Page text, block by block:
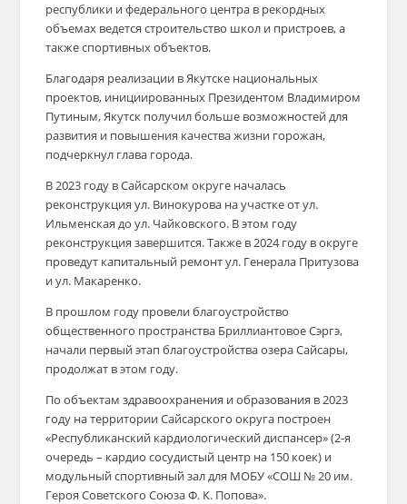
республики и федерального центра в рекордных
объемах ведется строительство школ и пристроев, а
также спортивных объектов.
Благодаря реализации в Якутске национальных
проектов, инициированных Президентом Владимиром
Путиным, Якутск получил больше возможностей для
развития и повышения качества жизни горожан,
подчеркнул глава города.
В 2023 году в Сайсарском округе началась
реконструкция ул. Винокурова на участке от ул.
Ильменская до ул. Чайковского. В этом году
реконструкция завершится. Также в 2024 году в округе
проведут капитальный ремонт ул. Генерала Притузова
и ул. Макаренко.
В прошлом году провели благоустройство
общественного пространства Бриллиантовое Сэргэ,
начали первый этап благоустройства озера Сайсары,
продолжат в этом году.
По объектам здравоохранения и образования в 2023
году на территории Сайсарского округа построен
«Республиканский кардиологический диспансер» (2-я
очередь – кардио сосудистый центр на 150 коек) и
модульный спортивный зал для МОБУ «СОШ № 20 им.
Героя Советского Союза Ф. К. Попова».